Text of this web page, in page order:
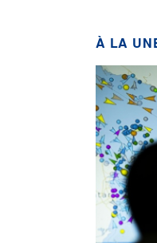
À LA